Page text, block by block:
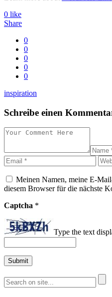
0 like
Share
0
0
0
0
0
inspiration
Schreibe einen
Meinen Namen, meine E-
diesem Browser für die nächste
Captcha *
Type the text